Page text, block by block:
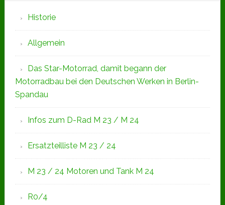
Seitenspalte
Historie
Allgemein
Das Star-Motorrad, damit begann der
Motorradbau bei den Deutschen Werken in Berlin-
Spandau
Infos zum D-Rad M 23 / M 24
Ersatzteilliste M 23 / 24
M 23 / 24 Motoren und Tank M 24
R0/4